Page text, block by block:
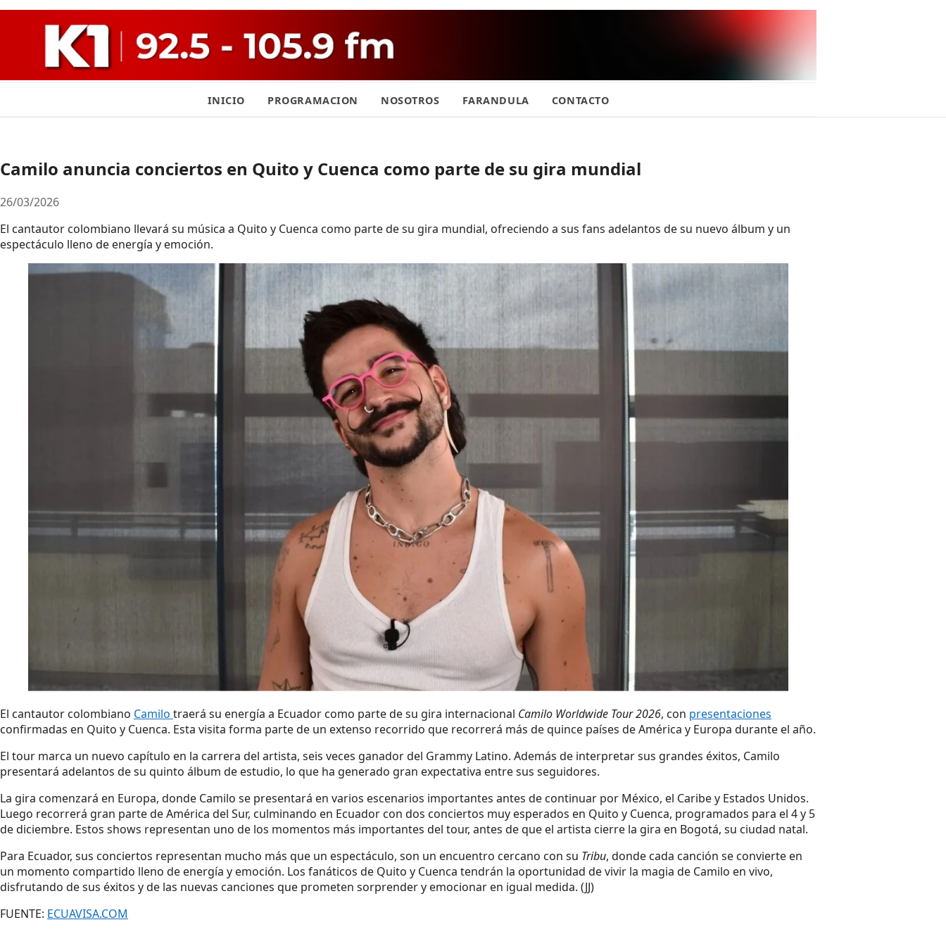
INICIO PROGRAMACION NOSOTROS FARANDULA CONTACTO
Camilo anuncia conciertos en Quito y Cuenca como parte de su gira mundial
26/03/2026
El cantautor colombiano llevará su música a Quito y Cuenca como parte de su gira mundial, ofreciendo a sus fans adelantos de su nuevo álbum y un
espectáculo lleno de energía y emoción.
El cantautor colombiano Camilo traerá su energía a Ecuador como parte de su gira internacional Camilo Worldwide Tour 2026, con presentaciones
confirmadas en Quito y Cuenca. Esta visita forma parte de un extenso recorrido que recorrerá más de quince países de América y Europa durante el año.
El tour marca un nuevo capítulo en la carrera del artista, seis veces ganador del Grammy Latino. Además de interpretar sus grandes éxitos, Camilo
presentará adelantos de su quinto álbum de estudio, lo que ha generado gran expectativa entre sus seguidores.
La gira comenzará en Europa, donde Camilo se presentará en varios escenarios importantes antes de continuar por México, el Caribe y Estados Unidos.
Luego recorrerá gran parte de América del Sur, culminando en Ecuador con dos conciertos muy esperados en Quito y Cuenca, programados para el 4 y 5
de diciembre. Estos shows representan uno de los momentos más importantes del tour, antes de que el artista cierre la gira en Bogotá, su ciudad natal.
Para Ecuador, sus conciertos representan mucho más que un espectáculo, son un encuentro cercano con su Tribu, donde cada canción se convierte en
un momento compartido lleno de energía y emoción. Los fanáticos de Quito y Cuenca tendrán la oportunidad de vivir la magia de Camilo en vivo,
disfrutando de sus éxitos y de las nuevas canciones que prometen sorprender y emocionar en igual medida. (JJ)
FUENTE: ECUAVISA.COM